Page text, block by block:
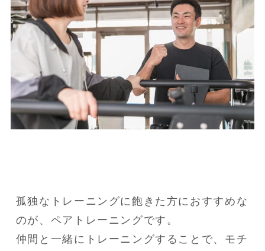
孤独なトレーニングに飽きた方におすすめな
のが、ペアトレーニングです。
仲間と一緒にトレーニングすることで、モチ